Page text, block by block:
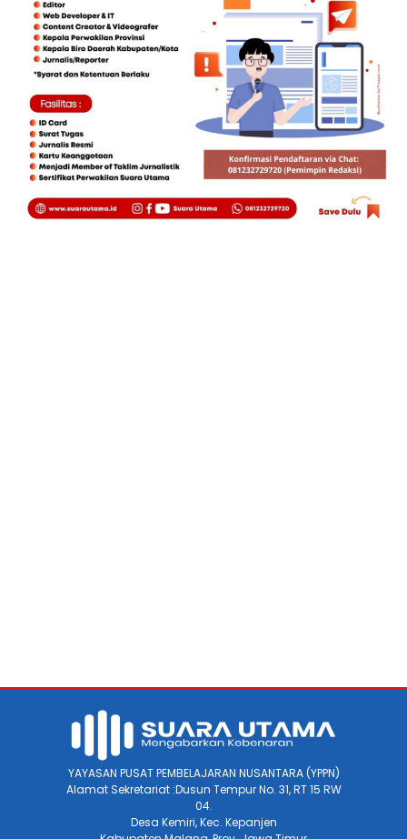
YAYASAN PUSAT PEMBELAJARAN NUSANTARA (YPPN)
Alamat Sekretariat :Dusun Tempur No. 31, RT 15 RW
04.
Desa Kemiri, Kec. Kepanjen